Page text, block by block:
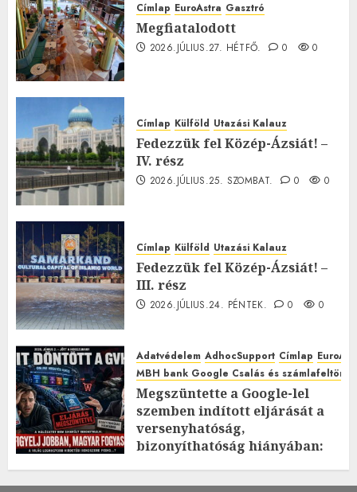
Címlap EuroAstra Gasztró
Megfiatalodott
2026.JÚLIUS.27. HÉTFŐ. 0 0
Címlap Külföld Utazási Kalauz
Fedezzük fel Közép-Ázsiát! –
IV. rész
2026.JÚLIUS.25. SZOMBAT. 0 0
Címlap Külföld Utazási Kalauz
Fedezzük fel Közép-Ázsiát! –
III. rész
2026.JÚLIUS.24. PÉNTEK. 0 0
Adatvédelem AdhocSupport Címlap
MBH bank Google Csalás és
Megszüntette a Google-lel
szemben indított eljárását a
versenyhatóság,
bizonyíthatóság hiányában:
2026.JÚLIUS.23. CSÜTÖRTÖK.
0